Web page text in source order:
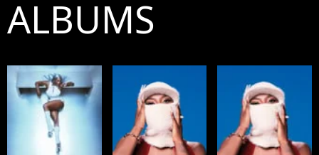
ALBUMS